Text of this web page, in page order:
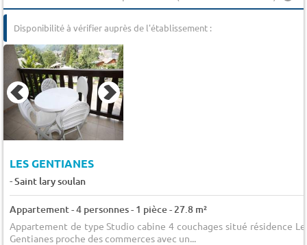
Disponibilité à vérifier auprès de l'établissement :
LES GENTIANES
-Saint lary soulan
Appartement - 4 personnes - 1 pièce - 27.8 m²
Appartement de type Studio cabine 4 couchages situé résidence
Gentianes proche des commerces avec un...